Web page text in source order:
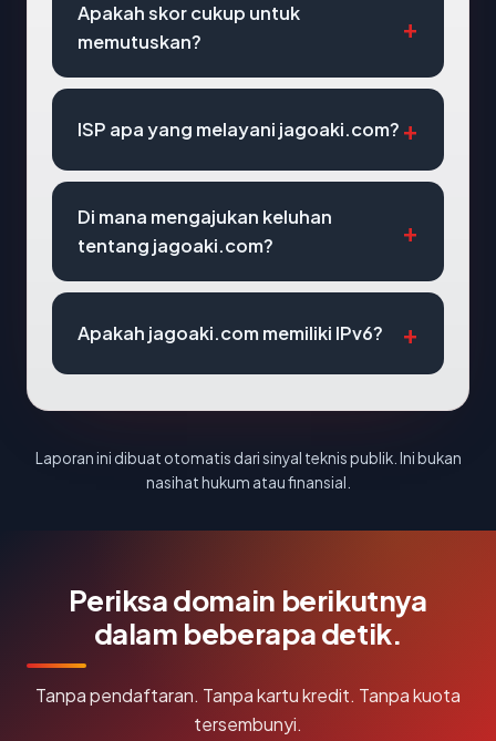
Apakah skor cukup untuk
memutuskan?
ISP apa yang melayani jagoaki.com?
Di mana mengajukan keluhan
tentang jagoaki.com?
Apakah jagoaki.com memiliki IPv6?
Laporan ini dibuat otomatis dari sinyal teknis publik. Ini bukan
nasihat hukum atau finansial.
Periksa domain berikutnya
dalam beberapa detik.
Tanpa pendaftaran. Tanpa kartu kredit. Tanpa kuota
tersembunyi.